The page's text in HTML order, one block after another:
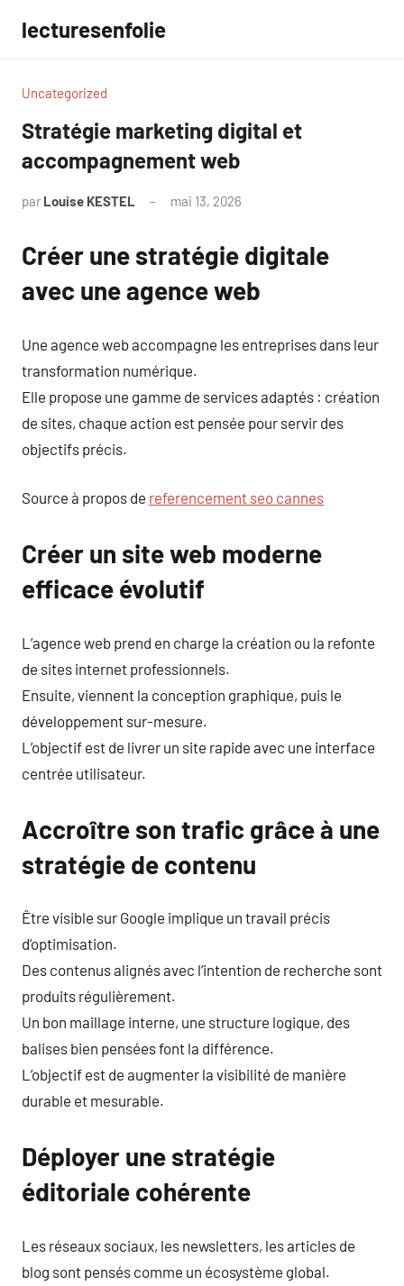
contenu
lecturesenfolie
Uncategorized
Stratégie marketing digital et
accompagnement web
par Louise KESTEL mai 13, 2026
Créer une stratégie digitale
avec une agence web
Une agence web accompagne les entreprises dans leur
transformation numérique.
Elle propose une gamme de services adaptés : création
de sites, chaque action est pensée pour servir des
objectifs précis.
Source à propos de referencement seo cannes
Créer un site web moderne
efficace évolutif
L’agence web prend en charge la création ou la refonte
de sites internet professionnels.
Ensuite, viennent la conception graphique, puis le
développement sur-mesure.
L’objectif est de livrer un site rapide avec une interface
centrée utilisateur.
Accroître son trafic grâce à une
stratégie de contenu
Être visible sur Google implique un travail précis
d’optimisation.
Des contenus alignés avec l’intention de recherche sont
produits régulièrement.
Un bon maillage interne, une structure logique, des
balises bien pensées font la différence.
L’objectif est de augmenter la visibilité de manière
durable et mesurable.
Déployer une stratégie
éditoriale cohérente
Les réseaux sociaux, les newsletters, les articles de
blog sont pensés comme un écosystème global.